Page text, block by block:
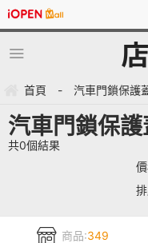
首頁 - 汽車門鎖保護
汽車門鎖保護
共0個結果
商品:349